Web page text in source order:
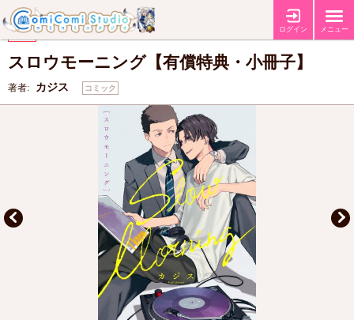
ログイン メニュー
特典 【有償特典・『スロウモーニング』20P小冊子】
フェア 【キャラBIRTHDAY FAIR2026】
スロウモーニング【有償特典・小冊子】
著者: カジス コミック